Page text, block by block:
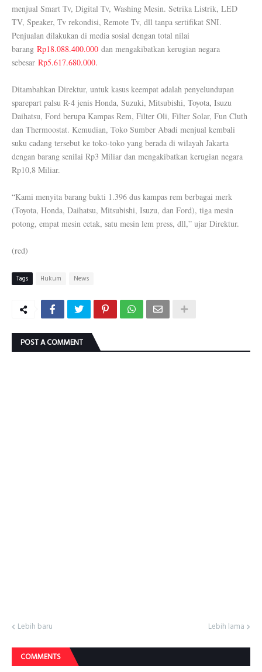
menjual Smart Tv, Digital Tv, Washing Mesin. Setrika Listrik, LED
TV, Speaker, Tv rekondisi, Remote Tv, dll tanpa sertifikat SNI.
Penjualan dilakukan di media sosial dengan total nilai
barang Rp18.088.400.000 dan mengakibatkan kerugian negara
sebesar Rp5.617.680.000.
Ditambahkan Direktur, untuk kasus keempat adalah penyelundupan
sparepart palsu R-4 jenis Honda, Suzuki, Mitsubishi, Toyota, Isuzu
Daihatsu, Ford berupa Kampas Rem, Filter Oli, Filter Solar, Fun Cluth
dan Thermoostat. Kemudian, Toko Sumber Abadi menjual kembali
suku cadang tersebut ke toko-toko yang berada di wilayah Jakarta
dengan barang senilai Rp3 Miliar dan mengakibatkan kerugian negara
Rp10,8 Miliar.
“Kami menyita barang bukti 1.396 dus kampas rem berbagai merk
(Toyota, Honda, Daihatsu, Mitsubishi, Isuzu, dan Ford), tiga mesin
potong, empat mesin cetak, satu mesin lem press, dll,” ujar Direktur.
(red)
Tags Hukum News
POST A COMMENT
Lebih baru Lebih lama
COMMENTS